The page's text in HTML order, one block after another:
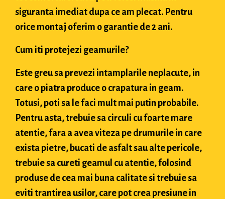
siguranta imediat dupa ce am plecat. Pentru
orice montaj oferim o garantie de 2 ani.
Cum iti protejezi geamurile?
Este greu sa prevezi intamplarile neplacute, in
care o piatra produce o crapatura in geam.
Totusi, poti sa le faci mult mai putin probabile.
Pentru asta, trebuie sa circuli cu foarte mare
atentie, fara a avea viteza pe drumurile in care
exista pietre, bucati de asfalt sau alte pericole,
trebuie sa cureti geamul cu atentie, folosind
produse de cea mai buna calitate si trebuie sa
eviti trantirea usilor, care pot crea presiune in